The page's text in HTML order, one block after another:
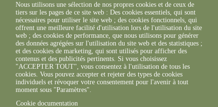
2 Allée Du Lazio
69800 SAINT-PRIEST
+33(0)4 37 43 40 70
Nous utilisons une sélection de nos propres cookies et de ceux de
tiers sur les pages de ce site web : Des cookies essentiels, qui sont
nécessaires pour utiliser le site web ; des cookies fonctionnels, qui
offrent une meilleure facilité d'utilisation lors de l'utilisation du site
web ; des cookies de performance, que nous utilisons pour générer
des données agrégées sur l'utilisation du site web et des statistiques ;
et des cookies de marketing, qui sont utilisés pour afficher des
contenus et des publicités pertinents. Si vous choisissez
"ACCEPTER TOUT", vous consentez à l'utilisation de tous les
cookies. Vous pouvez accepter et rejeter des types de cookies
individuels et révoquer votre consentement pour l'avenir à tout
moment sous "Paramètres".
Cookie documentation